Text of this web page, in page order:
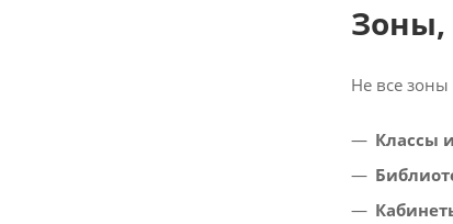
Зоны,
Не все
Классы